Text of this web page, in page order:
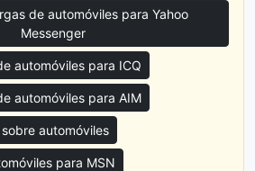
de automóviles para Yahoo
Messenger
automóviles para ICQ
automóviles para AIM
automóviles
para MSN